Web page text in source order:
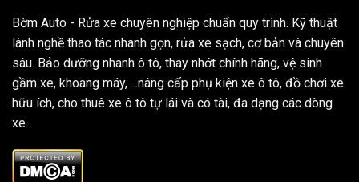
Bờm Auto - Rửa xe chuyên nghiệp chuẩn quy trình. Kỹ thuật
lành nghề thao tác nhanh gọn, rửa xe sạch, cơ bản và chuyên
sâu. Bảo dưỡng nhanh ô tô, thay nhớt chính hãng, vệ sinh
gầm xe, khoang máy, ...nâng cấp phụ kiện xe ô tô, đồ chơi xe
hữu ích, cho thuê xe ô tô tự lái và có tài, đa dạng các dòng
xe.